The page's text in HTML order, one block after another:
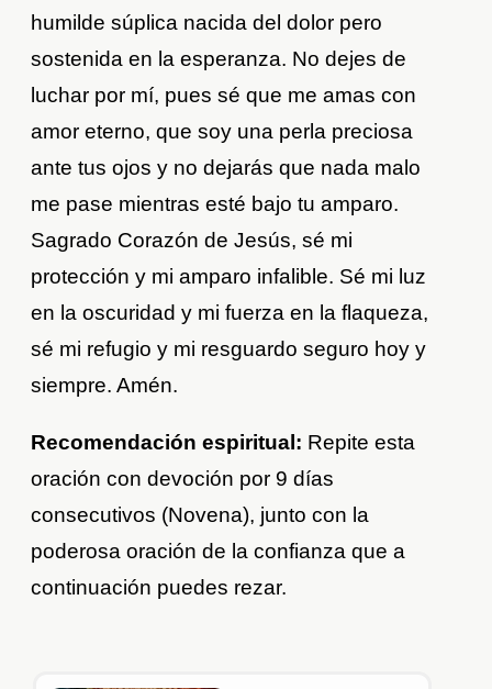
humilde súplica nacida del dolor pero
sostenida en la esperanza. No dejes de
luchar por mí, pues sé que me amas con
amor eterno, que soy una perla preciosa
ante tus ojos y no dejarás que nada malo
me pase mientras esté bajo tu amparo.
Sagrado Corazón de Jesús, sé mi
protección y mi amparo infalible. Sé mi luz
en la oscuridad y mi fuerza en la flaqueza,
sé mi refugio y mi resguardo seguro hoy y
siempre. Amén.
Recomendación espiritual: Repite esta
oración con devoción por 9 días
consecutivos (Novena), junto con la
poderosa oración de la confianza que a
continuación puedes rezar.